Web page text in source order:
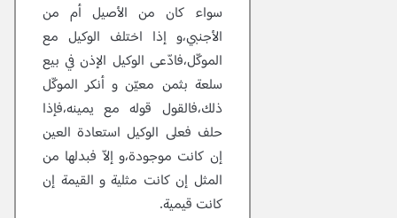
سواء كان من الأصيل أم من
الأجنبي،و إذا اختلف الوكيل مع
الموكّل،فادّعى الوكيل الإذن في بيع
سلعة بثمن معيّن و أنكر الموكّل
ذلك،فالقول قوله مع يمينه،فإذا
حلف فعلى الوكيل استعادة العين
إن كانت موجودة،و إلاّ فبدلها من
المثل إن كانت مثلية و القيمة إن
كانت قيمية.